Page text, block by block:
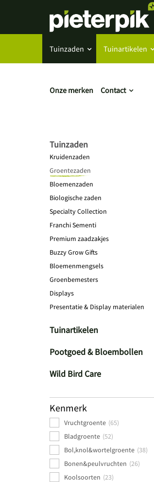
Tuinzaden Tuinartikelen
Onze merken Contact
Tuinzaden
Kruidenzaden
Groentezaden
Bloemenzaden
Biologische zaden
Specialty Collection
Franchi Sementi
Premium zaadzakjes
Buzzy Grow Gifts
Bloemenmengsels
Groenbemesters
Displays
Presentatie & Display materialen
Tuinartikelen
Pootgoed & Bloembollen
Wild Bird Care
Kenmerk
Vruchtgroente (65)
Bladgroente (52)
Bol,knol&wortelgroente (38)
Bonen&peulvruchten (26)
Koolsoorten (23)